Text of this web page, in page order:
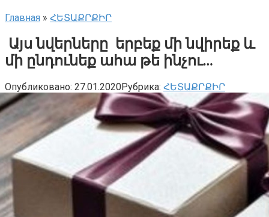
Главная » ՀԵՏԱՔՐՔԻՐ
Այս նվերները երբեք մի նվիրեք և
մի ընդունեք ահա թե ինչու…
Опубликовано: 27.01.2020Рубрика: ՀԵՏԱՔՐՔԻՐ